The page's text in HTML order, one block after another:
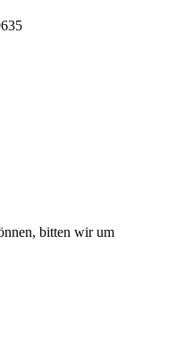
bitten wir um